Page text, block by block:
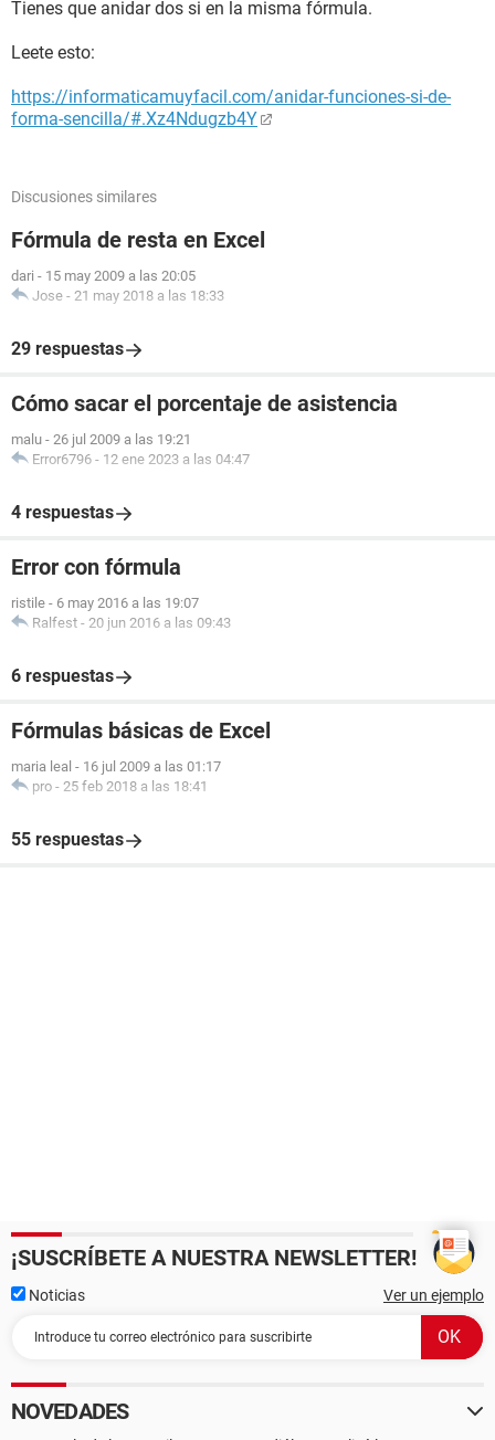
Tienes que anidar dos si en la misma fórmula.
Leete esto:
https://informaticamuyfacil.com/anidar-funciones-si-de-
forma-sencilla/#.Xz4Ndugzb4Y
Discusiones similares
Fórmula de resta en Excel
dari - 15 may 2009 a las 20:05
Jose - 21 may 2018 a las 18:33
29 respuestas
Cómo sacar el porcentaje de asistencia
malu - 26 jul 2009 a las 19:21
Error6796 - 12 ene 2023 a las 04:47
4 respuestas
Error con fórmula
ristile - 6 may 2016 a las 19:07
Ralfest - 20 jun 2016 a las 09:43
6 respuestas
Fórmulas básicas de Excel
maria leal - 16 jul 2009 a las 01:17
pro - 25 feb 2018 a las 18:41
55 respuestas
¡SUSCRÍBETE A NUESTRA NEWSLETTER!
Noticias Ver un ejemplo
NOVEDADES